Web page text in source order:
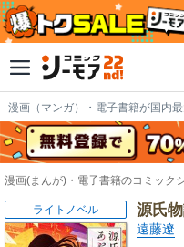
漫画（マンガ）・電子書籍が国内
漫画(まんが)・電子書籍のコミック
源氏
遠藤遼
ライトノベル